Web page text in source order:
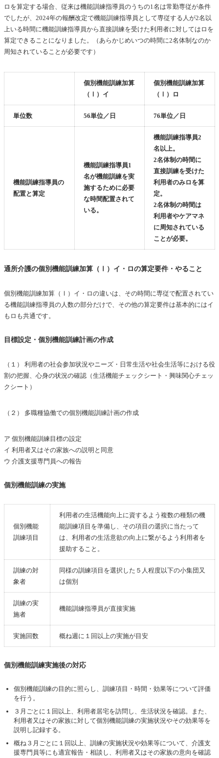
ロを算定する場合、従来は機能訓練指導員のうちの1名は常勤専従が条件
でしたが、2024年の報酬改定で機能訓練指導員として専従する人が2名以
上いる時間に機能訓練指導員から直接訓練を受けた利用者に対してはロを
算定できることになりました。（あらかじめいつの時間に2名体制なのか
周知されていることが必要です）
個別機能訓練加算
（Ⅰ）イ
個別機能訓練加算
（Ⅰ）ロ
単位数 56単位／日 76単位／日
機能訓練指導員の
配置と算定
機能訓練指導員1
名が機能訓練を実
施するために必要
な時間配置されて
いる。
機能訓練指導員2
名以上。
2名体制の時間に
直接訓練を受けた
利用者のみロを算
定。
2名体制の時間は
利用者やケアマネ
に周知されている
ことが必要。
通所介護の個別機能訓練加算（Ⅰ）イ・ロの算定要件・やること
個別機能訓練加算（Ⅰ）イ・ロの違いは、その時間に専従で配置されてい
る機能訓練指導員の人数の部分だけで、その他の算定要件は基本的にはイ
もロも共通です。
目標設定・個別機能訓練計画の作成
（１） 利用者の社会参加状況やニーズ・日常生活や社会生活等における役
割の把握、心身の状況の確認（生活機能チェックシート・興味関心チェッ
クシート）
（２） 多職種協働での個別機能訓練計画の作成
ア 個別機能訓練目標の設定
イ 利用者又はその家族への説明と同意
ウ 介護支援専門員への報告
個別機能訓練の実施
個別機能
訓練項目
利用者の生活機能向上に資するよう複数の種類の機
能訓練項目を準備し、その項目の選択に当たって
は、利用者の生活意欲の向上に繋がるよう利用者を
援助すること。
訓練の対
象者
同様の訓練項目を選択した５人程度以下の小集団又
は個別
訓練の実
施者
機能訓練指導員が直接実施
実施回数 概ね週に１回以上の実施が目安
個別機能訓練実施後の対応
個別機能訓練の目的に照らし、訓練項目・時間・効果等について評価
を行う。
３月ごとに１回以上、利用者居宅を訪問し、生活状況を確認。また、
利用者又はその家族に対して個別機能訓練の実施状況やその効果等を
説明し記録する。
概ね３月ごとに１回以上、訓練の実施状況や効果等について、介護支
援専門員等にも適宜報告・相談し、利用者又はその家族の意向を確認